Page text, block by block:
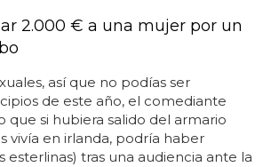
2.000 € a una mujer por un
así que no podías ser
de este año, el comediante
que si hubiera salido del armario
vivía en irlanda, podría haber
esterlinas) tras una audiencia ante la